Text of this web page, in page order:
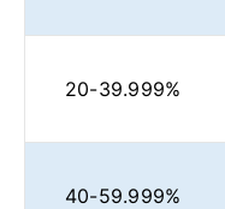
20-39.999%
40-59.999%